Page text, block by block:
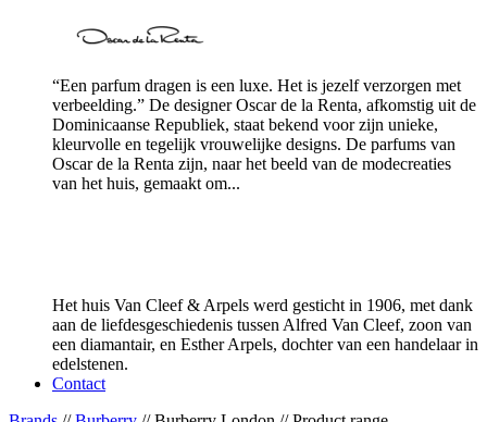
“Een parfum dragen is een luxe. Het is jezelf verzorgen met
verbeelding.” De designer Oscar de la Renta, afkomstig uit de
Dominicaanse Republiek, staat bekend voor zijn unieke,
kleurvolle en tegelijk vrouwelijke designs. De parfums van
Oscar de la Renta zijn, naar het beeld van de modecreaties
van het huis, gemaakt om...
Het huis Van Cleef & Arpels werd gesticht in 1906, met dank
aan de liefdesgeschiedenis tussen Alfred Van Cleef, zoon van
een diamantair, en Esther Arpels, dochter van een handelaar in
edelstenen.
Contact